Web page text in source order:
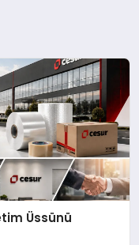
Üssünü